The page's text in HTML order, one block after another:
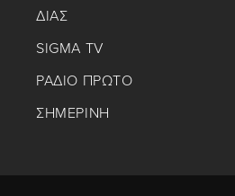
ΔΙΑΣ
SIGMA TV
ΡΑΔΙΟ ΠΡΩΤΟ
ΣΗΜΕΡΙΝΗ